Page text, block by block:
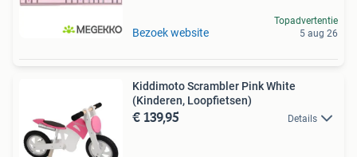
Bezoek website
Topadvertentie
5 aug 26
Kiddimoto Scrambler Pink White
(Kinderen, Loopfietsen)
€ 139,95 Details